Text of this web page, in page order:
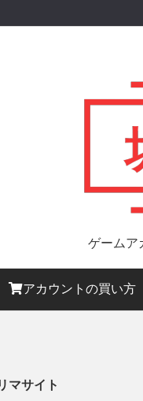
ゲームア
アカウントの買い方
マサイト